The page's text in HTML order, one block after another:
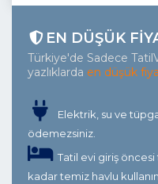
EN DÜŞÜK
Türkiye'de Sadece
yazlıklarda en düşük
Elektrik, su ve
ödemezsiniz.
Tatil evi giriş
kadar temiz havlu